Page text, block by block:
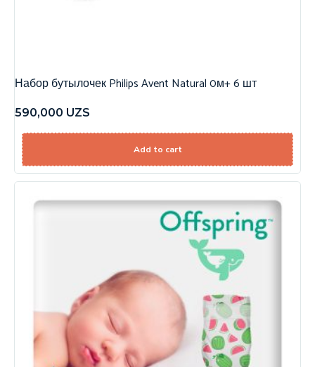
Набор бутылочек Philips Avent Natural 0м+ 6 шт
590,000 UZS
Add to cart